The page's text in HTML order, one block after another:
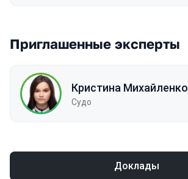
Приглашенные эксперты
Кристина Михайленко
Судо
Доклады